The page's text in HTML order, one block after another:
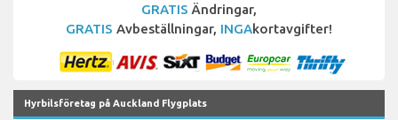
GRATIS Ändringar,
GRATIS Avbeställningar, INGAkortavgifter!
Hyrbilsföretag på Auckland Flygplats